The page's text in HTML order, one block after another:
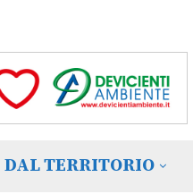
DAL TERRITORIO